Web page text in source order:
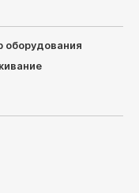
оборудования